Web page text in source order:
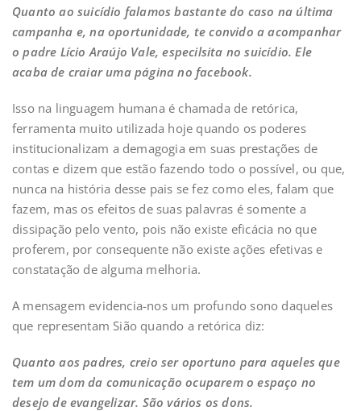
Quanto ao suicídio falamos bastante do caso na última
campanha e, na oportunidade, te convido a acompanhar
o padre Lício Araújo Vale, especilsita no suicídio. Ele
acaba de craiar uma página no facebook.
Isso na linguagem humana é chamada de retórica,
ferramenta muito utilizada hoje quando os poderes
institucionalizam a demagogia em suas prestações de
contas e dizem que estão fazendo todo o possível, ou que,
nunca na história desse pais se fez como eles, falam que
fazem, mas os efeitos de suas palavras é somente a
dissipação pelo vento, pois não existe eficácia no que
proferem, por consequente não existe ações efetivas e
constatação de alguma melhoria.
A mensagem evidencia-nos um profundo sono daqueles
que representam Sião quando a retórica diz:
Quanto aos padres, creio ser oportuno para aqueles que
tem um dom da comunicação ocuparem o espaço no
desejo de evangelizar. São vários os dons.